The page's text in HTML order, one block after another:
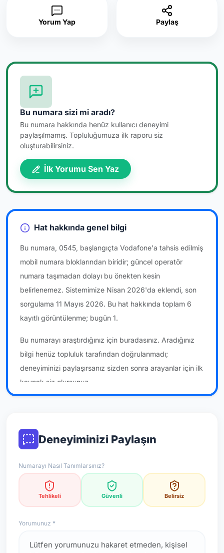
Yorum Yap Paylaş
Bu numara sizi mi aradı?
Bu numara hakkında henüz kullanıcı deneyimi
paylaşılmamış. Topluluğumuza ilk raporu siz
oluşturabilirsiniz.
İlk Yorumu Sen Yaz
Hat hakkında genel bilgi
Bu numara, 0545, başlangıçta Vodafone'a tahsis edilmiş
mobil numara bloklarından biridir; güncel operatör
numara taşımadan dolayı bu önekten kesin
belirlenemez. Sistemimize Nisan 2026'da eklendi, son
sorgulama 11 Mayıs 2026. Bu hat hakkında toplam 6
kayıtlı görüntülenme; bugün 1.
Bu numarayı araştırdığınız için buradasınız. Aradığınız
bilgi henüz topluluk tarafından doğrulanmadı;
deneyiminizi paylaşırsanız sizden sonra arayanlar için ilk
kaynak siz olursunuz.
Deneyiminizi Paylaşın
Numarayı Nasıl Tanımlarsınız?
Tehlikeli Güvenli Belirsiz
Yorumunuz *